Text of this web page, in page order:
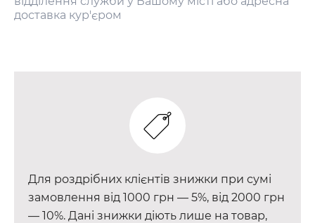
доставка кур'єром
Для роздрібних клієнтів знижки при сумі
замовлення від 1000 грн — 5%, від 2000 грн
— 10%. Дані знижки діють лише на товар,